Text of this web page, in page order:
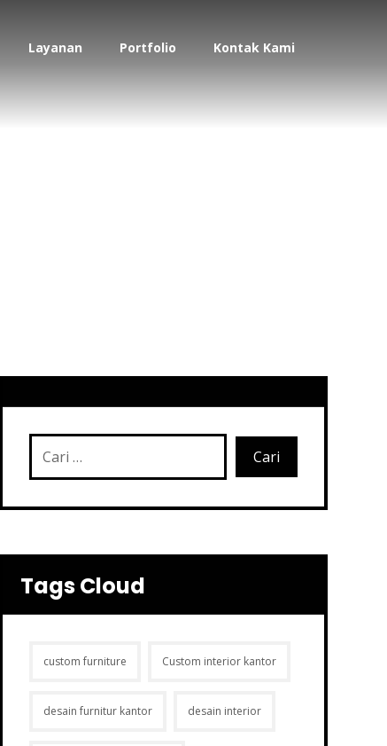
Layanan Portfolio Kontak Kami
Tags Cloud
custom furniture Custom interior kantor
desain furnitur kantor desain interior